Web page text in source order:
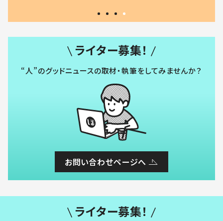
ライター募集！
“人”のグッドニュースの取材・執筆をしてみませんか？
お問い合わせページへ
ライター募集！